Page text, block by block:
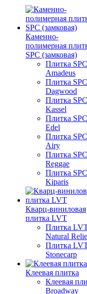
Каменно-
полимерная
SPC (замковая)
Плитка SPC
Amadeus
Плитка SPC
Dagwood
Плитка SPC
Kassel
Плитка SPC
Edel
Плитка SPC
Airy
Плитка SPC
Reggae
Плитка SPC
Kiparis
Кварц-виниловая
плитка LVT
Плитка
Natural
Плитка
Stonecarp
Клеевая плитка
Клеевая
Broadway